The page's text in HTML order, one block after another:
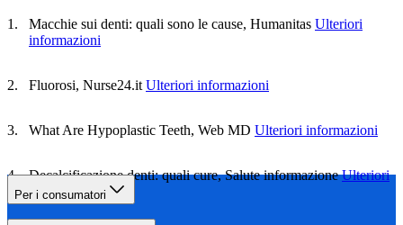
Macchie sui denti: quali sono le cause, Humanitas Ulteriori
informazioni
Fluorosi, Nurse24.it Ulteriori informazioni
What Are Hypoplastic Teeth, Web MD Ulteriori informazioni
Decalcificazione denti: quali cure, Salute informazione Ulteriori
informazioni
Per i consumatori